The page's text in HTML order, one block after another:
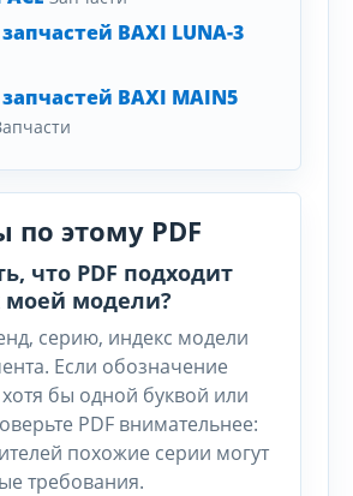
BAXI LUNA-3
BAXI MAIN5
по этому PDF
что PDF подходит
модели?
серию, индекс модели
Если обозначение
хотя бы одной буквой или
PDF внимательнее:
похожие серии могут
требования.